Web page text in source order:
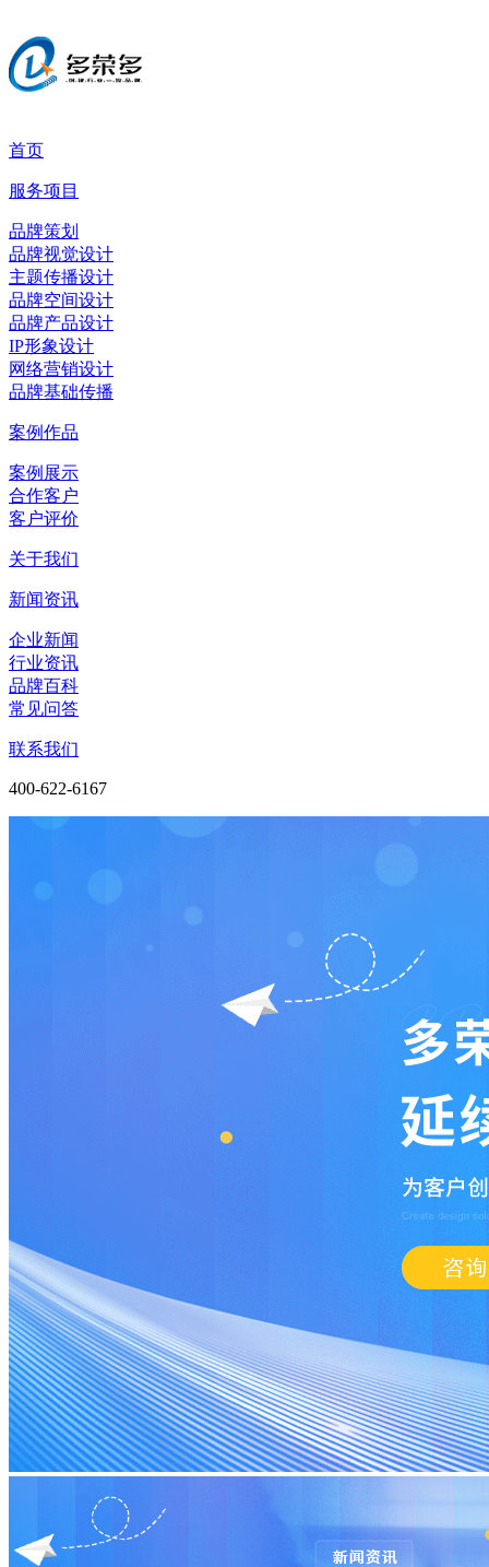
首页
服务项目
品牌策划
品牌视觉设计
主题传播设计
品牌空间设计
品牌产品设计
IP形象设计
网络营销设计
品牌基础传播
案例作品
案例展示
合作客户
客户评价
关于我们
新闻资讯
企业新闻
行业资讯
品牌百科
常见问答
联系我们
400-622-6167